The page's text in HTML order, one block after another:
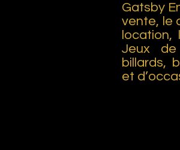
Gatsby
vente, le
Jeux de
billards,
et